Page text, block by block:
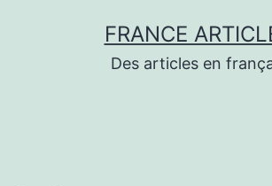
FRANCE
Des articles en